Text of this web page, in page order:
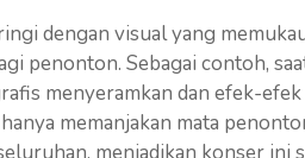
dengan visual yang
penonton. Sebagai contoh,
menyeramkan dan efek-
memanjakan mata
menjadikan konser ini